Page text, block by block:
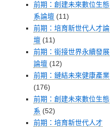
前期：創建未來數位生態
系論壇 (11)
前期：培育新世代人才論
壇 (11)
前期：銜接世界永續發展
論壇 (12)
前期：鏈結未來健康產業
(176)
前期：創建未來數位生態
系 (52)
前期：培育新世代人才